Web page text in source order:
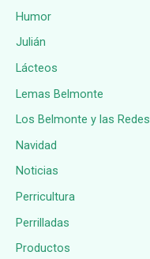
Humor
Julián
Lácteos
Lemas Belmonte
Los Belmonte y las Redes
Navidad
Noticias
Perricultura
Perrilladas
Productos